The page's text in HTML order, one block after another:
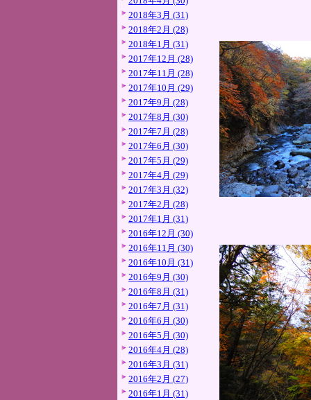
2018年3月 (31)
2018年2月 (28)
2018年1月 (31)
2017年12月 (28)
2017年11月 (28)
2017年10月 (29)
2017年9月 (28)
2017年8月 (30)
2017年7月 (28)
2017年6月 (30)
2017年5月 (29)
2017年4月 (29)
2017年3月 (32)
2017年2月 (28)
2017年1月 (31)
2016年12月 (30)
2016年11月 (30)
2016年10月 (31)
2016年9月 (30)
2016年8月 (31)
2016年7月 (31)
2016年6月 (30)
2016年5月 (30)
2016年4月 (28)
2016年3月 (31)
2016年2月 (27)
2016年1月 (31)